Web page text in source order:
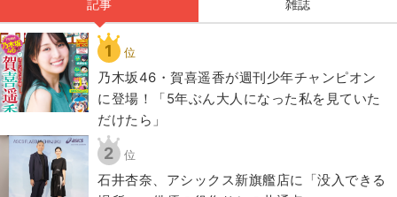
記事 雑誌
1 位
乃木坂46・賀喜遥香が週刊少年チャンピオン
に登場！「5年ぶん大人になった私を見ていた
だけたら」
2 位
石井杏奈、アシックス新旗艦店に「没入できる